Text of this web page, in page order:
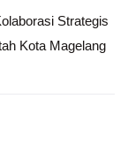
Strategis
Kota Magelang